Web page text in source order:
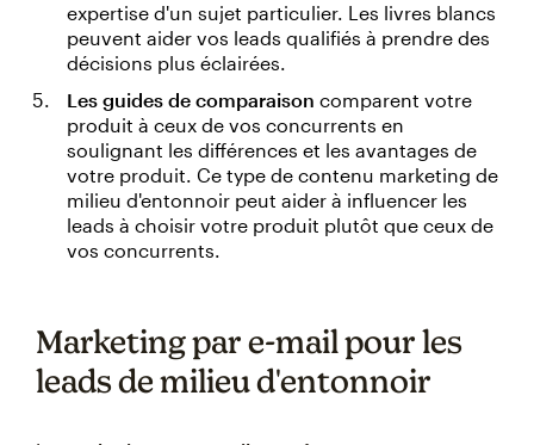
expertise d'un sujet particulier. Les livres blancs
peuvent aider vos leads qualifiés à prendre des
décisions plus éclairées.
Les guides de comparaison comparent votre
produit à ceux de vos concurrents en
soulignant les différences et les avantages de
votre produit. Ce type de contenu marketing de
milieu d'entonnoir peut aider à influencer les
leads à choisir votre produit plutôt que ceux de
vos concurrents.
Marketing par e-mail pour les
leads de milieu d'entonnoir